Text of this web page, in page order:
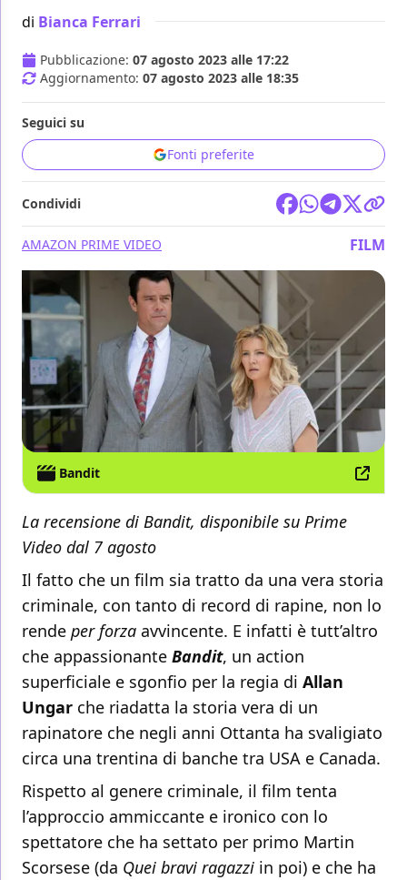
di Bianca Ferrari
Pubblicazione: 07 agosto 2023 alle 17:22
Aggiornamento: 07 agosto 2023 alle 18:35
Seguici su
Fonti preferite
Condividi
AMAZON PRIME VIDEO FILM
Bandit
La recensione di Bandit, disponibile su Prime
Video dal 7 agosto
Il fatto che un film sia tratto da una vera storia
criminale, con tanto di record di rapine, non lo
rende per forza avvincente. E infatti è tutt’altro
che appassionante Bandit, un action
superficiale e sgonfio per la regia di Allan
Ungar che riadatta la storia vera di un
rapinatore che negli anni Ottanta ha svaligiato
circa una trentina di banche tra USA e Canada.
Rispetto al genere criminale, il film tenta
l’approccio ammiccante e ironico con lo
spettatore che ha settato per primo Martin
Scorsese (da Quei bravi ragazzi in poi) e che ha